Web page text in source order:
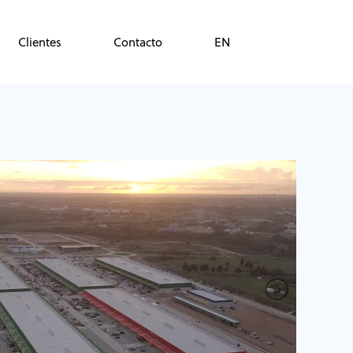
Clientes Contacto EN